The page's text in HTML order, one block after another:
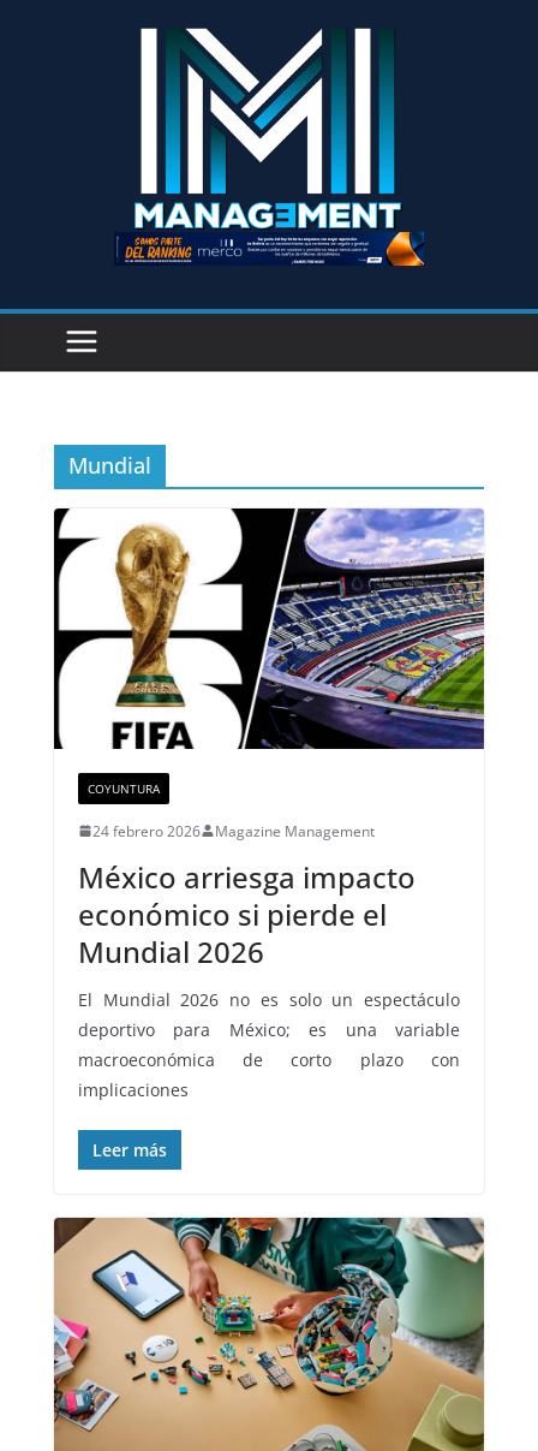
Mundial
COYUNTURA
24 febrero 2026 Magazine Management
México arriesga impacto
económico si pierde el
Mundial 2026
El Mundial 2026 no es solo un espectáculo
deportivo para México; es una variable
macroeconómica de corto plazo con
implicaciones
Leer más